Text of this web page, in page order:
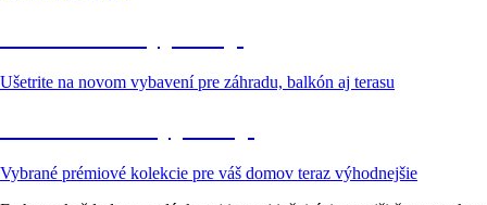
Ušetrite na novom vybavení pre záhradu, balkón aj terasu
Vybrané prémiové kolekcie pre váš domov teraz výhodnejšie